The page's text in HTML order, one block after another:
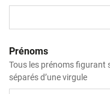
Prénoms
Tous les prénoms figurant
séparés d’une virgule